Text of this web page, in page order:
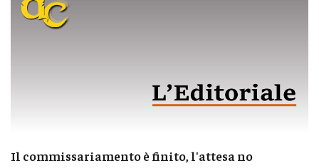
Il commissariamento è finito, l'attesa no